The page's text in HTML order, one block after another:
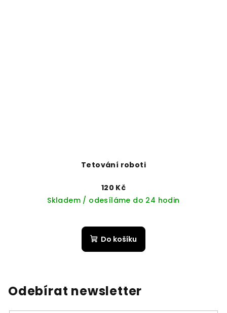
Tetování roboti
120 Kč
Skladem / odesíláme do 24 hodin
Do košíku
Odebírat newsletter